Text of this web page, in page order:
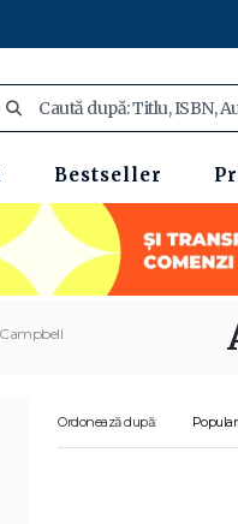
Bestseller
Ordonează după: